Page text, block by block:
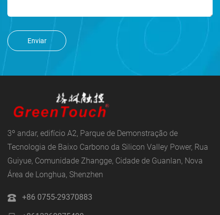
Enviar
3º andar, edifício A2, Parque de Demonstração de
Tecnologia de Baixo Carbono da Silicon Valley Power, Rua
Guiyue, Comunidade Zhangge, Cidade de Guanlan, Nova
Área de Longhua, Shenzhen
+86 0755-29370883